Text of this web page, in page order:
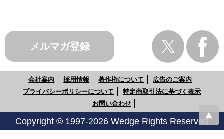
メルマガ登録
会社案内 採用情報 著作権について
広告のご案内
プライバシーポリシーについて
特定商取引法に基づく表示
お問い合わせ
Copyright © 1997-2026 Wedge Rights Reserved